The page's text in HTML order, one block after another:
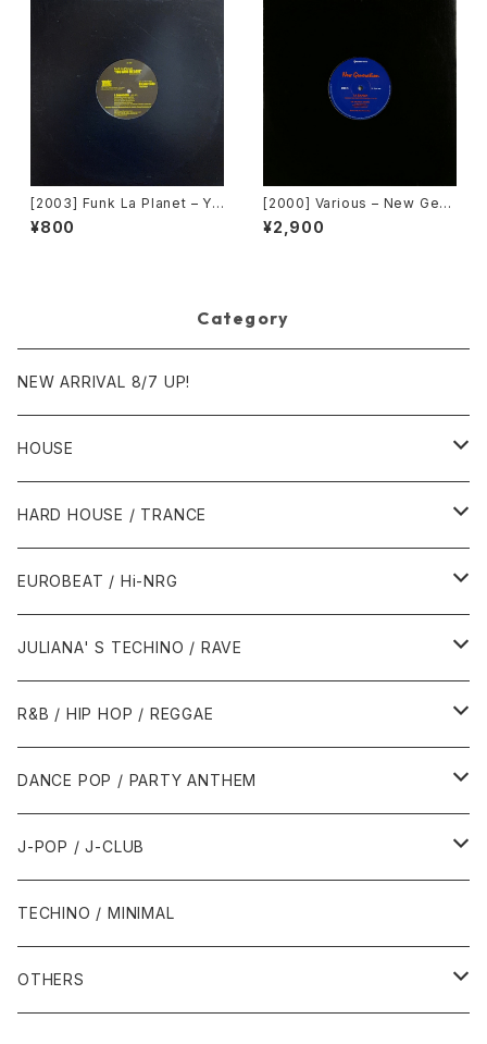
[2003] Funk La Planet – Yo
u Gave Me Love (Funk La
Planet 008) [Funk La Plane
¥800
[2000] Various – New Gen
eration / Back To The "Dis
co" ~私もDiscoへ連れていっ
¥2,900
Category
NEW ARRIVAL 8/7 UP!
HOUSE
1980年代
1987年・以前
1988年
1990年代
1990年
1991年
1996年
2000年代
2000年
2001年
2010年代
2010年
2011年
HARD HOUSE / TRANCE
1990年代
1994年・以前
1995年
2000年代
2000年
2001年
EUROBEAT / Hi-NRG
1980年代
1986年・以前
1987年
1990年代
1990年
1991年
2000年代
JULIANA' S TECHINO / RAVE
1990年代
1990年
1991年
2000年代
2000年
2001年
R&B / HIP HOP / REGGAE
1980年代
1985年・以前
1986年
1990年代
1990年
1991年
2000年代
2000年
DANCE POP / PARTY ANTHEM
1980年代
1988年・以前
1989年
1990年代
1990年
2000年代
J-POP / J-CLUB
1980年代
1990年代
TECHINO / MINIMAL
OTHERS